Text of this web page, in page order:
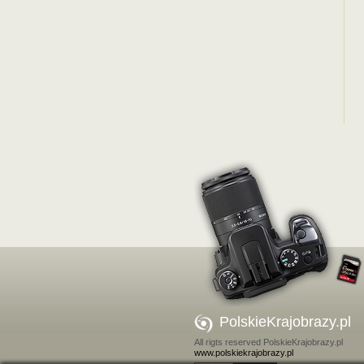
PolskieKrajobrazy.pl
All rigts reserved PolskieKrajobrazy.pl
www.polskiekrajobrazy.pl